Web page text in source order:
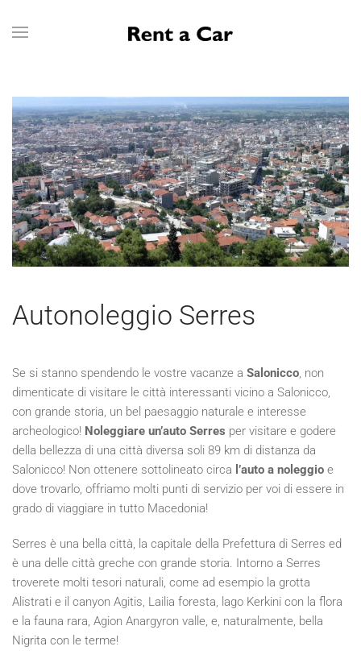
Skip to main content
Autonoleggio Serres
Se si stanno spendendo le vostre vacanze a Salonicco, non
dimenticate di visitare le città interessanti vicino a Salonicco,
con grande storia, un bel paesaggio naturale e interesse
archeologico! Noleggiare un’auto Serres per visitare e godere
della bellezza di una città diversa soli 89 km di distanza da
Salonicco! Non ottenere sottolineato circa l’auto a noleggio e
dove trovarlo, offriamo molti punti di servizio per voi di essere in
grado di viaggiare in tutto Macedonia!
Serres è una bella città, la capitale della Prefettura di Serres ed
è una delle città greche con grande storia. Intorno a Serres
troverete molti tesori naturali, come ad esempio la grotta
Alistrati e il canyon Agitis, Lailia foresta, lago Kerkini con la flora
e la fauna rara, Agion Anargyron valle, e, naturalmente, bella
Nigrita con le terme!